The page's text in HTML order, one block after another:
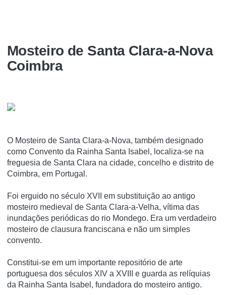
Mosteiro de Santa Clara-a-Nova
Coimbra
O Mosteiro de Santa Clara-a-Nova, também designado
como Convento da Rainha Santa Isabel, localiza-se na
freguesia de Santa Clara na cidade, concelho e distrito de
Coimbra, em Portugal.
Foi erguido no século XVII em substituição ao antigo
mosteiro medieval de Santa Clara-a-Velha, ví­tima das
inundações periódicas do rio Mondego. Era um verdadeiro
mosteiro de clausura franciscana e não um simples
convento.
Constitui-se em um importante repositório de arte
portuguesa dos séculos XIV a XVIII e guarda as relí­quias
da Rainha Santa Isabel, fundadora do mosteiro antigo.